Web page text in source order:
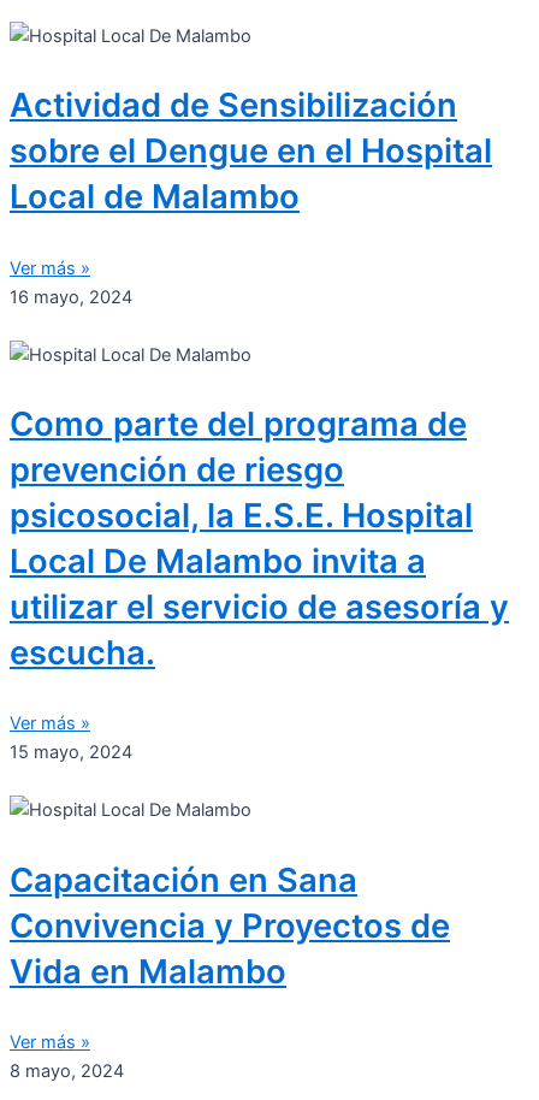
Actividad de Sensibilización
sobre el Dengue en el Hospital
Local de Malambo
Ver más »
16 mayo, 2024
Como parte del programa de
prevención de riesgo
psicosocial, la E.S.E. Hospital
Local De Malambo invita a
utilizar el servicio de asesoría y
escucha.
Ver más »
15 mayo, 2024
Capacitación en Sana
Convivencia y Proyectos de
Vida en Malambo
Ver más »
8 mayo, 2024